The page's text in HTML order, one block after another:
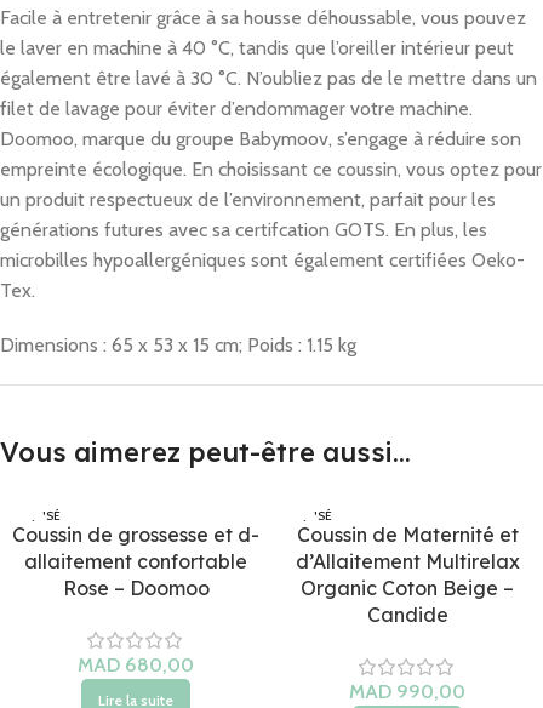
Facile à entretenir grâce à sa housse déhoussable, vous pouvez
le laver en machine à 40 °C, tandis que l’oreiller intérieur peut
également être lavé à 30 °C. N’oubliez pas de le mettre dans un
filet de lavage pour éviter d’endommager votre machine.
Doomoo, marque du groupe Babymoov, s’engage à réduire son
empreinte écologique. En choisissant ce coussin, vous optez pour
un produit respectueux de l’environnement, parfait pour les
générations futures avec sa certifcation GOTS. En plus, les
microbilles hypoallergéniques sont également certifiées Oeko-
Tex.
Dimensions : 65 x 53 x 15 cm; Poids : 1.15 kg
Vous aimerez peut-être aussi…
ÉPUISÉ
Coussin de grossesse et d-
allaitement confortable
Rose – Doomoo
Lire la suite
ÉPUISÉ
Coussin de Maternité et
d’Allaitement Multirelax
Organic Coton Beige –
Candide